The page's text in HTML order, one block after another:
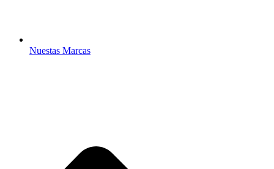
Nuestas Marcas